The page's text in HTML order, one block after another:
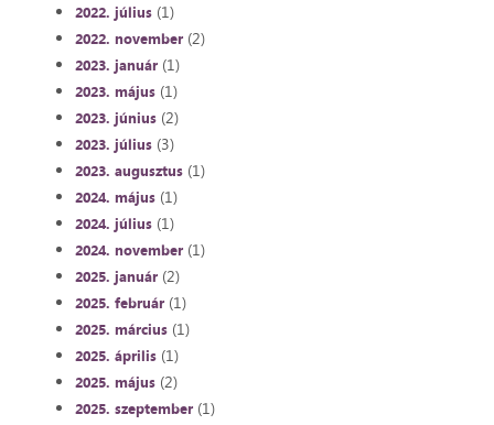
2022. július(1)
2022. november(2)
2023. január(1)
2023. május(1)
2023. június(2)
2023. július(3)
2023. augusztus(1)
2024. május(1)
2024. július(1)
2024. november(1)
2025. január(2)
2025. február(1)
2025. március(1)
2025. április(1)
2025. május(2)
2025. szeptember(1)